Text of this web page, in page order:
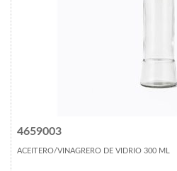
4659003
ACEITERO/VINAGRERO DE VIDRIO 300 ML